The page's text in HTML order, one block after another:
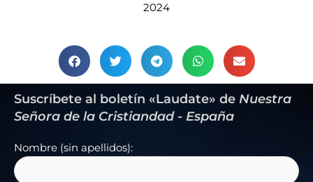
2024
Suscríbete al boletín «Laudate» de Nuestra
Señora de la Cristiandad - España
Nombre (sin apellidos):